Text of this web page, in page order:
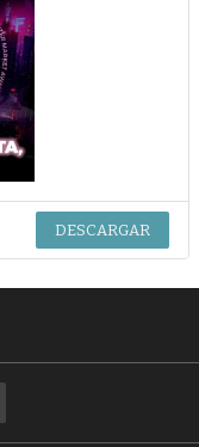
DESCARGAR